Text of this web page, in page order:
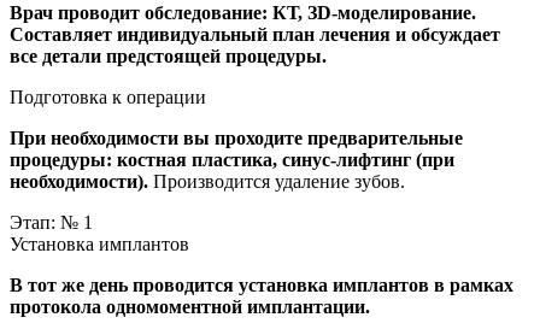
Врач проводит обследование: КТ, ЗD-моделирование.
Составляет индивидуальный план лечения и обсуждает
все детали предстоящей процедуры.
Подготовка к операции
При необходимости вы проходите предварительные
процедуры: костная пластика, синус-лифтинг (при
необходимости). Производится удаление зубов.
Этап: № 1
Установка имплантов
В тот же день проводится установка имплантов в рамках
протокола одномоментной имплантации.